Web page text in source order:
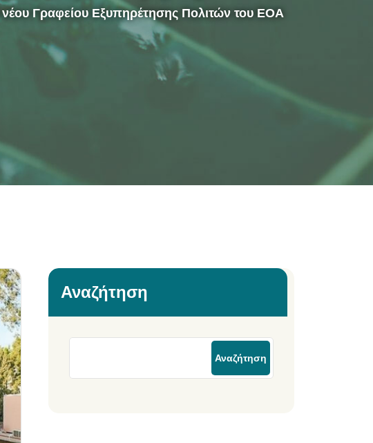
νέου Γραφείου Εξυπηρέτησης Πολιτών του ΕΟΑ
Αναζήτηση
Αναζήτηση